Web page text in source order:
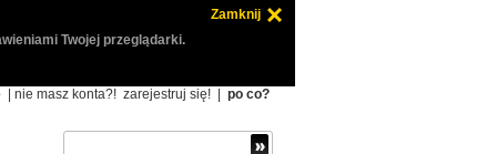
Zamknij
Twojej przeglądarki.
| nie masz konta?! zarejestruj się! po co?